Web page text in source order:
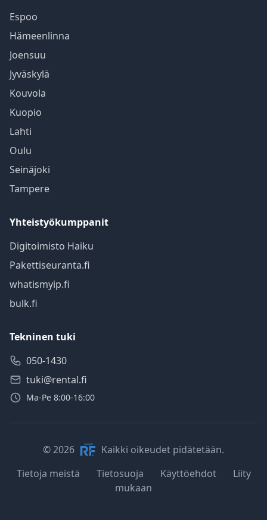
Espoo
Hämeenlinna
Joensuu
Jyväskylä
Kouvola
Kuopio
Lahti
Oulu
Seinäjoki
Tampere
Yhteistyökumppanit
Digitoimisto Haiku
Pakettiseuranta.fi
whatismyip.fi
bulk.fi
Tekninen tuki
050-1430
tuki@rental.fi
Ma-Pe 8:00-16:00
© 2026
Kaikki oikeudet pidätetään.
Tietoja meistä
Tietosuoja Käyttöehdot
Liity
mukaan